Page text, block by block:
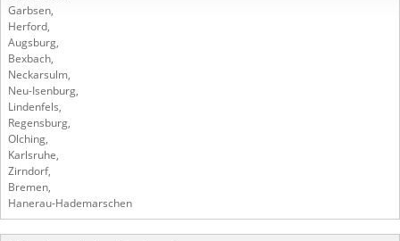
Garbsen,
Herford,
Augsburg,
Bexbach,
Neckarsulm,
Neu-Isenburg,
Lindenfels,
Regensburg,
Olching,
Karlsruhe,
Zirndorf,
Bremen,
Hanerau-Hademarschen